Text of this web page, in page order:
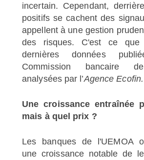
incertain. Cependant,
positifs se cachent des
appellent à une gestion
des risques. C'est ce que
dernières données
Commission bancaire
analysées par l’Agence Ecofin.
Une croissance entraînée
mais à quel prix ?
Les banques de l'UEMOA
une croissance notable de